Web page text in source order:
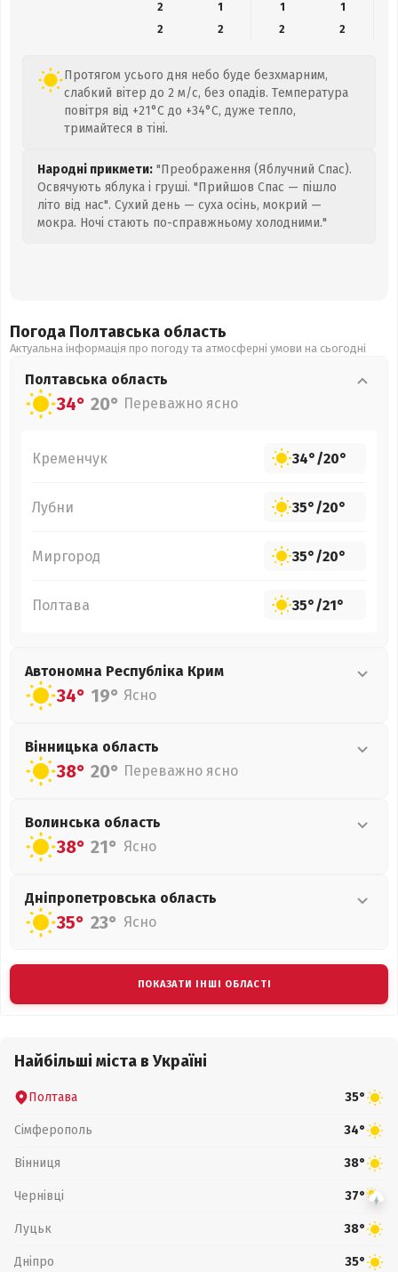
2
1 1
1
2
2 2 2
Протягом усього дня небо буде безхмарним,
слабкий вітер до 2 м/с, без опадів. Температура
повітря від +21°C до +34°C, дуже тепло,
тримайтеся в тіні.
Народні прикмети: "Преображення (Яблучний Спас).
Освячують яблука і груші. "Прийшов Спас — пішло
літо від нас". Сухий день — суха осінь, мокрий —
мокра. Ночі стають по-справжньому холодними."
Погода Полтавська область
Актуальна інформація про погоду та атмосферні умови на сьогодні
Полтавська область
34° 20° Переважно ясно
Кременчук 34°/20°
Лубни 35°/20°
Миргород 35°/20°
Полтава 35°/21°
Автономна Республіка Крим
34° 19° Ясно
Вінницька область
38° 20° Переважно ясно
Волинська область
38° 21° Ясно
Дніпропетровська область
35° 23° Ясно
ПОКАЗАТИ ІНШІ ОБЛАСТІ
Найбільші міста в Україні
Полтава 35°
Сімферополь 34°
Вінниця 38°
Чернівці 37°
Луцьк 38°
Дніпро 35°